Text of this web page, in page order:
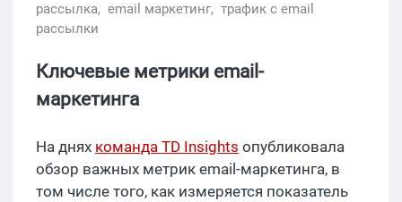
рассылка, email маркетинг, трафик с email
рассылки
Ключевые метрики email-
маркетинга
На днях команда TD Insights опубликовала
обзор важных метрик email-маркетинга, в
том числе того, как измеряется показатель